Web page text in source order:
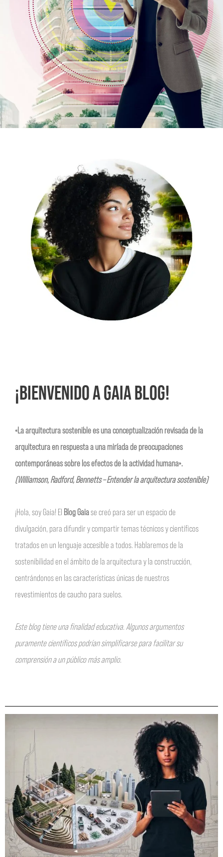
¡BIENVENIDO A GAIA BLOG!
«La arquitectura sostenible es una conceptualización revisada de la
arquitectura en respuesta a una miríada de preocupaciones
contemporáneas sobre los efectos de la actividad humana».
(Williamson, Radford, Bennetts – Entender la arquitectura sostenible)
¡Hola, soy Gaia! El Blog Gaiase creó para ser un espacio de
divulgación, para difundir y compartir temas técnicos y científicos
tratados en un lenguaje accesible a todos. Hablaremos de la
sostenibilidad en el ámbito de la arquitectura y la construcción,
centrándonos en las características únicas de nuestros
revestimientos de caucho para suelos.
Este blog tiene una finalidad educativa. Algunos argumentos
puramente científicos podrían simplificarse para facilitar su
comprensión a un público más amplio.